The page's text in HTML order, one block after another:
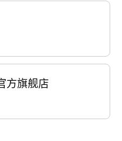
方旗舰店